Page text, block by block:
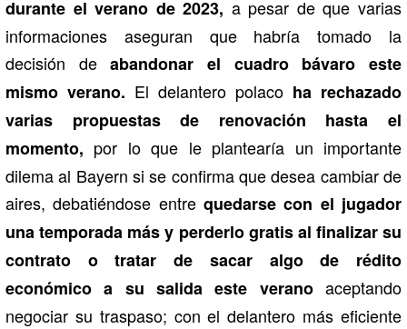
durante el verano de 2023, a pesar de que varias
informaciones aseguran que habría tomado la
decisión deabandonar el cuadro bávaro este
mismo verano. El delantero polaco ha rechazado
varias propuestas de renovación hasta el
momento, por lo que le plantearía un importante
dilema al Bayern si se confirma que desea cambiar de
aires, debatiéndose entre quedarse con el jugador
una temporada más y perderlo gratis al finalizar su
contrato o tratar de sacar algo de rédito
económico a su salida este veranoaceptando
negociar su traspaso; con el delantero más eficiente